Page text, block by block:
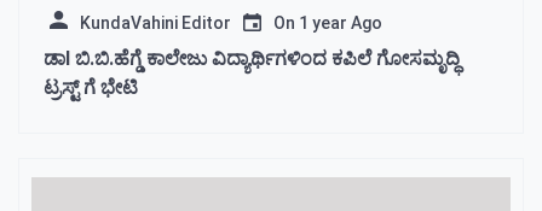
KundaVahini Editor On 1 year Ago
ಡಾl ಬಿ.ಬಿ.ಹೆಗ್ಡೆ ಕಾಲೇಜು ವಿದ್ಯಾರ್ಥಿಗಳಿಂದ ಕಪಿಲೆ ಗೋಸಮೃದ್ಧಿ
ಟ್ರಸ್ಟ್ ಗೆ ಭೇಟಿ